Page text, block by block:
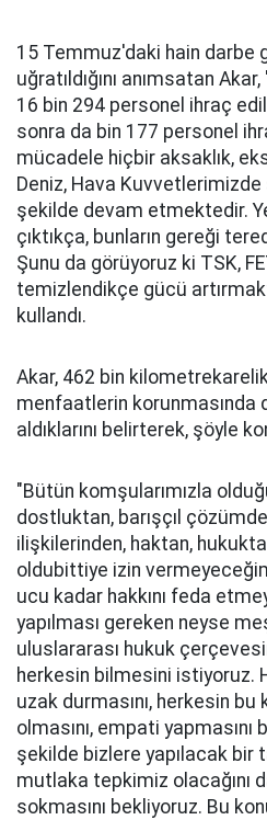
15 Temmuz'daki hain darbe
uğratıldığını anımsatan
16 bin 294 personel ihraç
sonra da bin 177 personel
mücadele hiçbir aksaklık,
Deniz, Hava
şekilde devam etmektedir.
çıktıkça, bunların gereği
Şunu da görüyoruz ki TSK,
temizlendikçe gücü
kullandı.
Akar, 462 bin
menfaatlerin
aldıklarını belirterek, şöyle
"Bütün komşularımızla
dostluktan, barışçıl
ilişkilerinden, haktan,
oldubittiye izin
ucu kadar hakkını feda
yapılması gereken neyse
uluslararası hukuk
herkesin bilmesini istiyoruz.
uzak durmasını, herkesin bu
olmasını, empati
şekilde bizlere yapılacak bir
mutlaka tepkimiz olacağını
sokmasını bekliyoruz. Bu